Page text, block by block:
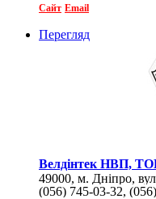
Сайт Email
Перегляд
Велдінтек НВП,
49000, м. Дніпро,
(056) 745-03-32,